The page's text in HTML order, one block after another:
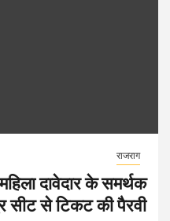
राजराग
दावेदार के समर्थक
सीट से टिकट की पैरवी